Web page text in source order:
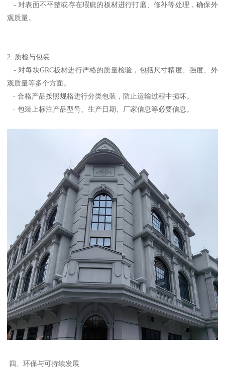
- 对表面不平整或存在瑕疵的板材进行打磨、修补等处理，确保外
观质量。
2. 质检与包装
- 对每块GRC板材进行严格的质量检验，包括尺寸精度、强度、外
观质量等多个方面。
- 合格产品按照规格进行分类包装，防止运输过程中损坏。
- 包装上标注产品型号、生产日期、厂家信息等必要信息。
四、环保与可持续发展